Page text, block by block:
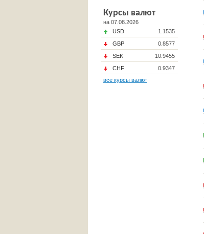
Курсы валют
на 07.08.2026
USD
1.1535
GBP
0.8577
SEK
10.9455
CHF
0.9347
все курсы валют